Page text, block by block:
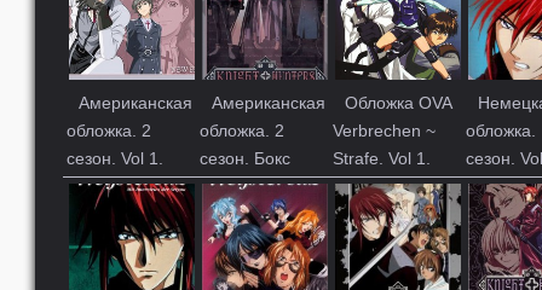
Американская
обложка. 2
сезон. Vol 1.
Американская
обложка. 2
сезон. Бокс
Обложка OVA
Verbrechen ~
Strafe. Vol 1.
обложка.
сезон.